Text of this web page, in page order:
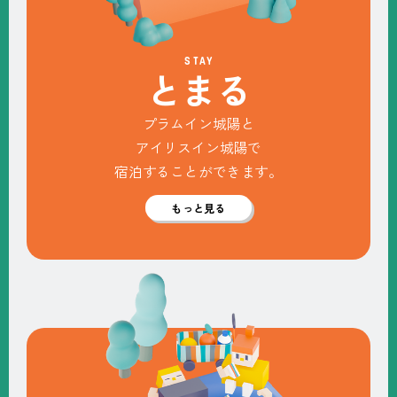
STAY
と ま る
プラムイン城陽と
アイリスイン城陽で
宿泊することができます。
もっと見る